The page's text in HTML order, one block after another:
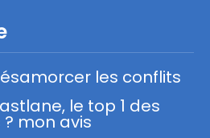
les conflits
le top 1 des
mon avis